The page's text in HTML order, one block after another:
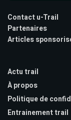
Contact u-Trail
Partenaires
Articles
Actu trail
À propos
Politique de
Entrainement trail